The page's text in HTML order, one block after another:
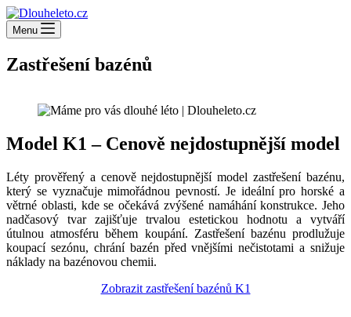
Menu
Zastřešení bazénů
Model K1 – Cenově nejdostupnější model
Léty prověřený a cenově nejdostupnější model zastřešení bazénu,
který se vyznačuje mimořádnou pevností. Je ideální pro horské a
větrné oblasti, kde se očekává zvýšené namáhání konstrukce. Jeho
nadčasový tvar zajišťuje trvalou estetickou hodnotu a vytváří
útulnou atmosféru během koupání. Zastřešení bazénu prodlužuje
koupací sezónu, chrání bazén před vnějšími nečistotami a snižuje
náklady na bazénovou chemii.
Zobrazit zastřešení bazénů K1